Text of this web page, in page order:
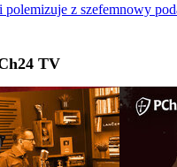
z szefemnowy
TV